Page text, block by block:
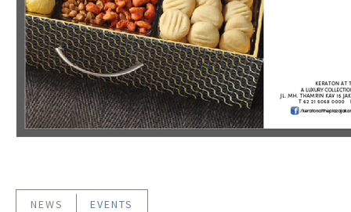
NEWS EVENTS